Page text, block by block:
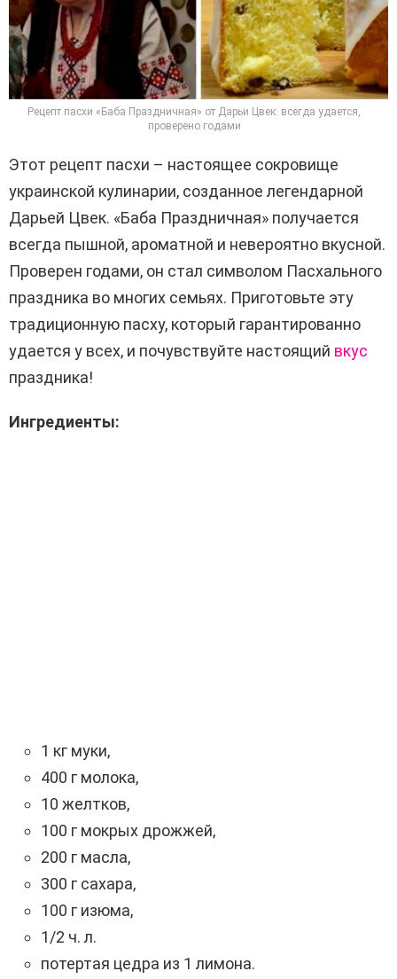
Рецепт пасхи «Баба Праздничная» от Дарьи Цвек: всегда удается,
проверено годами
Этот рецепт пасхи – настоящее сокровище
украинской кулинарии, созданное легендарной
Дарьей Цвек. «Баба Праздничная» получается
всегда пышной, ароматной и невероятно вкусной.
Проверен годами, он стал символом Пасхального
праздника во многих семьях. Приготовьте эту
традиционную пасху, который гарантированно
удается у всех, и почувствуйте настоящий вкус
праздника!
Ингредиенты:
1 кг муки,
400 г молока,
10 желтков,
100 г мокрых дрожжей,
200 г масла,
300 г сахара,
100 г изюма,
1/2 ч. л.
потертая цедра из 1 лимона.